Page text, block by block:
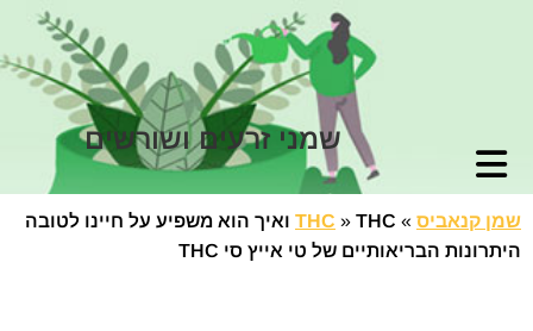
שמני זרעים ושורשים
שמן קנאביס »
THC »
THC ואיך הוא משפיע על חיינו לטובה
היתרונות הבריאותיים של טי אייץ סי THC